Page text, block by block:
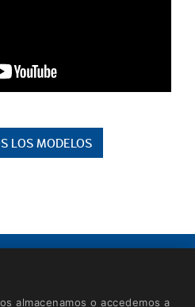
LOS MODELOS
de Roses, 60
almacenamos o accedemos a